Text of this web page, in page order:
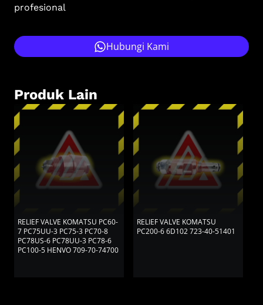
profesional
Hubungi Kami
Produk Lain
RELIEF VALVE KOMATSU PC60-
7 PC75UU-3 PC75-3 PC70-8
PC78US-6 PC78UU-3 PC78-6
PC100-5 HENVO 709-70-74700
RELIEF VALVE KOMATSU
PC200-6 6D102 723-40-51401